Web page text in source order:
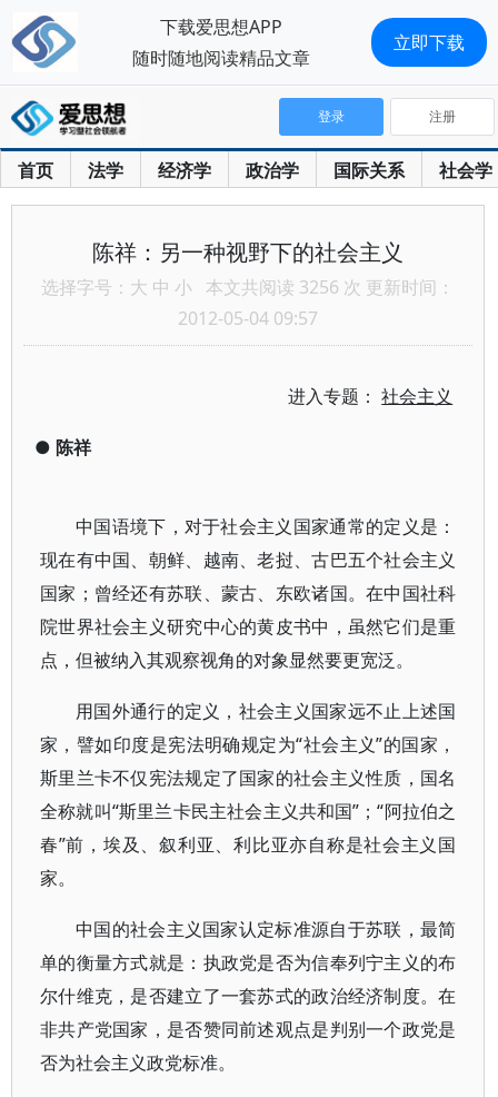
首页 法学 经济学 政治学 国际关系 社会学
登录 注册
陈祥：另一种视野下的社会主义
选择字号： 大 中 小 本文共阅读 3256 次 更新时间：
2012-05-04 09:57
进入专题：社会主义
● 陈祥
中国语境下，对于社会主义国家通常的定义是：
现在有中国、朝鲜、越南、老挝、古巴五个社会主义
国家；曾经还有苏联、蒙古、东欧诸国。在中国社科
院世界社会主义研究中心的黄皮书中，虽然它们是重
点，但被纳入其观察视角的对象显然要更宽泛。
用国外通行的定义，社会主义国家远不止上述国
家，譬如印度是宪法明确规定为“社会主义”的国家，
斯里兰卡不仅宪法规定了国家的社会主义性质，国名
全称就叫“斯里兰卡民主社会主义共和国”；“阿拉伯之
春”前，埃及、叙利亚、利比亚亦自称是社会主义国
家。
中国的社会主义国家认定标准源自于苏联，最简
单的衡量方式就是：执政党是否为信奉列宁主义的布
尔什维克，是否建立了一套苏式的政治经济制度。在
非共产党国家，是否赞同前述观点是判别一个政党是
否为社会主义政党标准。
下载爱思想APP
随时随地阅读精品文章
立即下载